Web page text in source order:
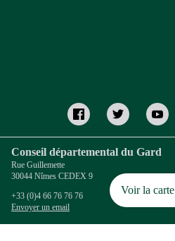
Voir la carte
Conseil départemental du Gard
Rue Guillemette
30044 Nîmes CEDEX 9
+33 (0)4 66 76 76 76
Envoyer un email